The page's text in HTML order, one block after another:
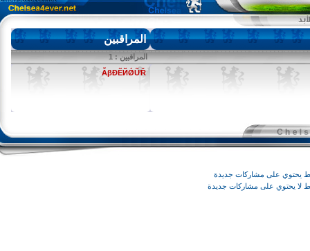
المراقبين
المراقبين : 1
ẪβĐẼЙǾỮŘ
على مشاركات جديدة
على مشاركات جديدة